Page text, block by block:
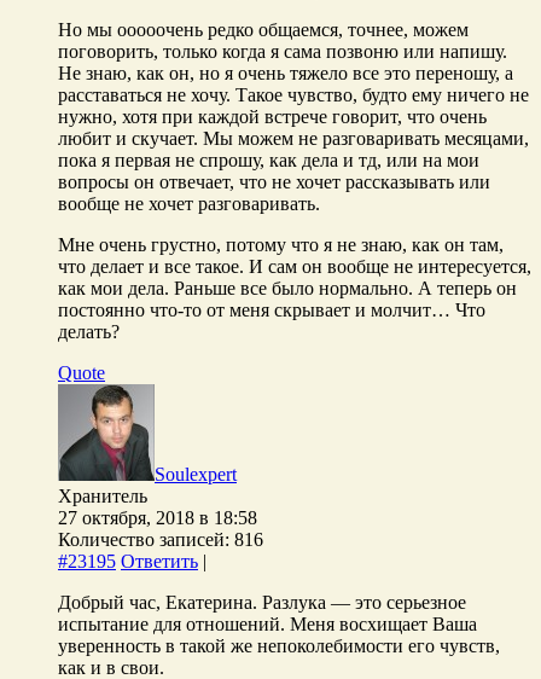
Но мы ооооочень редко общаемся, точнее, можем
поговорить, только когда я сама позвоню или напишу.
Не знаю, как он, но я очень тяжело все это переношу, а
расставаться не хочу. Такое чувство, будто ему ничего не
нужно, хотя при каждой встрече говорит, что очень
любит и скучает. Мы можем не разговаривать месяцами,
пока я первая не спрошу, как дела и тд, или на мои
вопросы он отвечает, что не хочет рассказывать или
вообще не хочет разговаривать.
Мне очень грустно, потому что я не знаю, как он там,
что делает и все такое. И сам он вообще не интересуется,
как мои дела. Раньше все было нормально. А теперь он
постоянно что-то от меня скрывает и молчит… Что
делать?
Quote
Soulexpert
Хранитель
27 октября, 2018 в 18:58
Количество записей: 816
#23195 Ответить |
Добрый час, Екатерина. Разлука — это серьезное
испытание для отношений. Меня восхищает Ваша
уверенность в такой же непоколебимости его чувств,
как и в свои.